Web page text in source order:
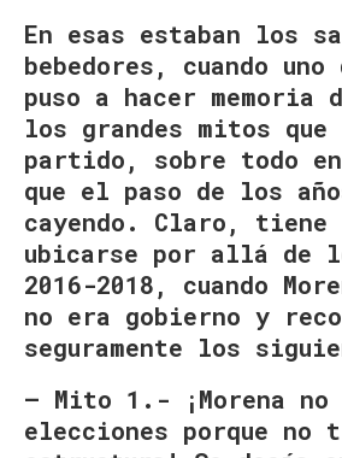
En esas estaban los
bebedores, cuando
puso a hacer memoria
los grandes mitos que
partido, sobre todo
que el paso de los
cayendo. Claro, tiene
ubicarse por allá de
2016-2018, cuando
no era gobierno y
seguramente los
– Mito 1.- ¡Morena no
elecciones porque no